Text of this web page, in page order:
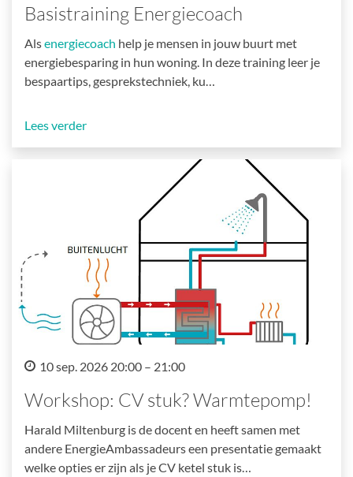
Basistraining Energiecoach
Alsenergiecoach help je mensen in jouw buurt met
energiebesparing in hun woning. In deze training leer je
bespaartips, gesprekstechniek, ku…
Lees verder
10 sep. 2026 20:00 – 21:00
Workshop: CV stuk? Warmtepomp!
Harald Miltenburg is de docent en heeft samen met
andere EnergieAmbassadeurs een presentatie gemaakt
welke opties er zijn als je CV ketel stuk is…